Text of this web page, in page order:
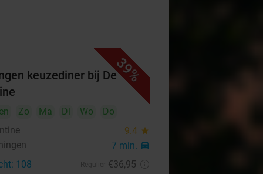
39%
keuzediner bij De
Zo Ma Di Wo
Do
9.4 star
7 min. directions_car
108 €36,95